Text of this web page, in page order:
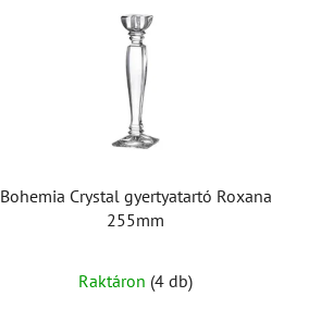
Bohemia Crystal gyertyatartó Roxana
255mm
Raktáron (4 db)